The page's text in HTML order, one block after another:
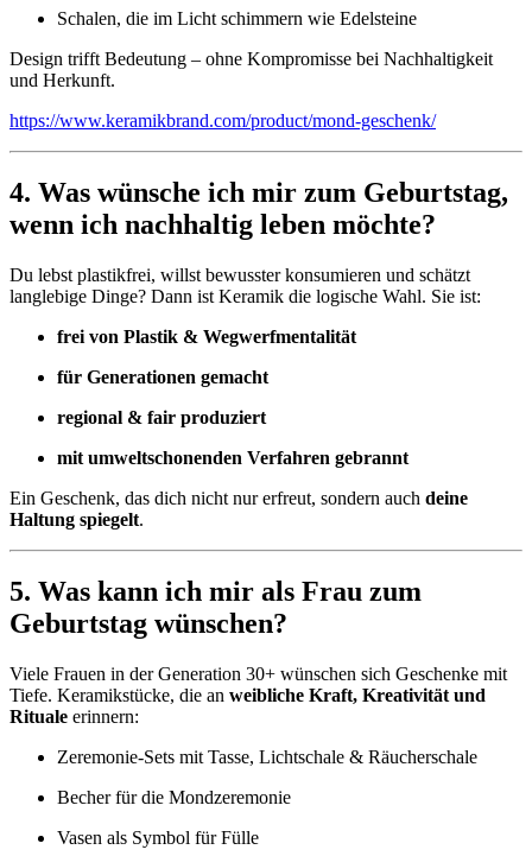
Schalen, die im Licht schimmern wie Edelsteine
Design trifft Bedeutung – ohne Kompromisse bei Nachhaltigkeit
und Herkunft.
https://www.keramikbrand.com/product/mond-geschenk/
4. Was wünsche ich mir zum Geburtstag,
wenn ich nachhaltig leben möchte?
Du lebst plastikfrei, willst bewusster konsumieren und schätzt
langlebige Dinge? Dann ist Keramik die logische Wahl. Sie ist:
frei von Plastik & Wegwerfmentalität
für Generationen gemacht
regional & fair produziert
mit umweltschonenden Verfahren gebrannt
Ein Geschenk, das dich nicht nur erfreut, sondern auch deine
Haltung spiegelt.
5. Was kann ich mir als Frau zum
Geburtstag wünschen?
Viele Frauen in der Generation 30+ wünschen sich Geschenke mit
Tiefe. Keramikstücke, die an weibliche Kraft, Kreativität und
Rituale erinnern:
Zeremonie-Sets mit Tasse, Lichtschale & Räucherschale
Becher für die Mondzeremonie
Vasen als Symbol für Fülle